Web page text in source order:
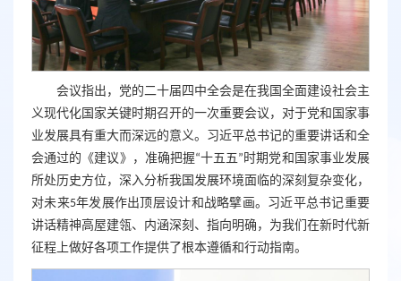
会议指出，党的二十届四中全会是在我国全面建设社会主
义现代化国家关键时期召开的一次重要会议，对于党和国家事
业发展具有重大而深远的意义。习近平总书记的重要讲话和全
会通过的《建议》，准确把握“十五五”时期党和国家事业发展
所处历史方位，深入分析我国发展环境面临的深刻复杂变化，
对未来5年发展作出顶层设计和战略擘画。习近平总书记重要
讲话精神高屋建瓴、内涵深刻、指向明确，为我们在新时代新
征程上做好各项工作提供了根本遵循和行动指南。